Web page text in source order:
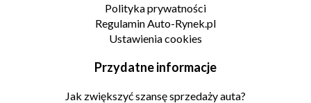
Polityka prywatności
Regulamin Auto-Rynek.pl
Ustawienia cookies
Przydatne informacje
Jak zwiększyć szansę sprzedaży auta?